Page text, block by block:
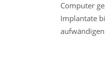
Computer
Implantate